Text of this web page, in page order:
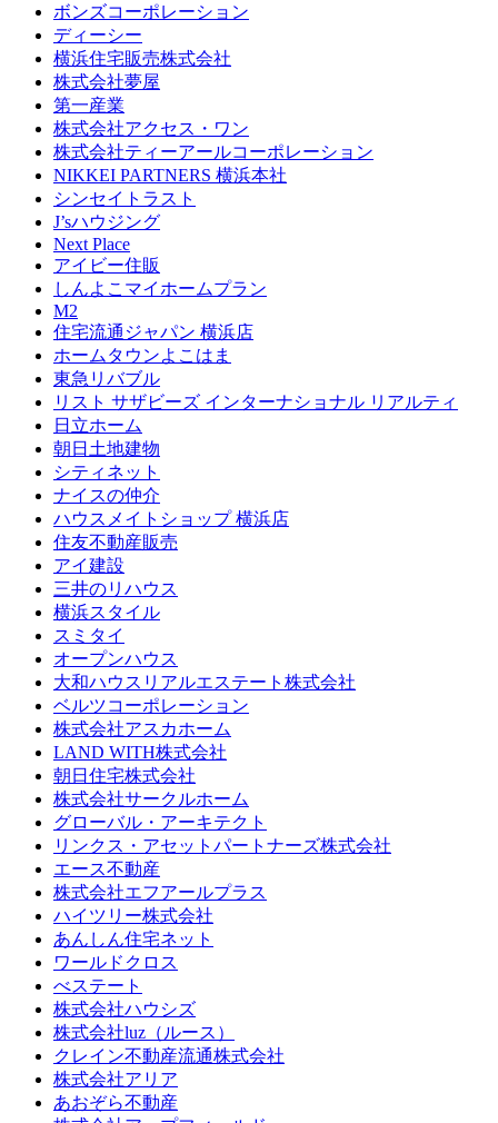
ボンズコーポレーション
ディーシー
横浜住宅販売株式会社
株式会社夢屋
第一産業
株式会社アクセス・ワン
株式会社ティーアールコーポレーション
NIKKEI PARTNERS 横浜本社
シンセイトラスト
J’sハウジング
Next Place
アイビー住販
しんよこマイホームプラン
M2
住宅流通ジャパン 横浜店
ホームタウンよこはま
東急リバブル
リスト サザビーズ インターナショナル リアルティ
日立ホーム
朝日土地建物
シティネット
ナイスの仲介
ハウスメイトショップ 横浜店
住友不動産販売
アイ建設
三井のリハウス
横浜スタイル
スミタイ
オープンハウス
大和ハウスリアルエステート株式会社
ベルツコーポレーション
株式会社アスカホーム
LAND WITH株式会社
朝日住宅株式会社
株式会社サークルホーム
グローバル・アーキテクト
リンクス・アセットパートナーズ株式会社
エース不動産
株式会社エフアールプラス
ハイツリー株式会社
あんしん住宅ネット
ワールドクロス
べステート
株式会社ハウシズ
株式会社luz（ルース）
クレイン不動産流通株式会社
株式会社アリア
あおぞら不動産